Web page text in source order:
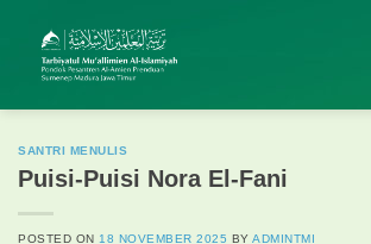
content
SANTRI MENULIS
Puisi-Puisi Nora El-Fani
POSTED ON 18 NOVEMBER 2025 BYADMINTMI